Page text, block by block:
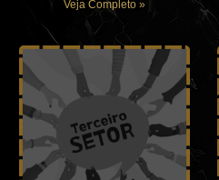
Veja Completo »